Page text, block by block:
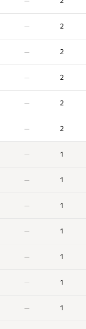
— 2
— 2
— 2
— 2
— 2
— 1
— 1
— 1
— 1
— 1
— 1
— 1